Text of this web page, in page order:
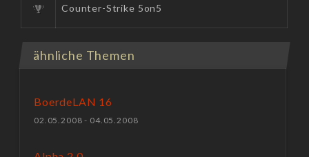
Counter-Strike 5on5
ähnliche Themen
BoerdeLAN 16
02.05.2008 - 04.05.2008